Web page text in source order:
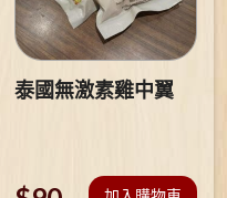
泰國無激素雞中翼